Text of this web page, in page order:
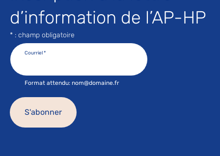
d’information de l’AP-HP
* : champ obligatoire
Courriel*
Format attendu: nom@domaine.fr